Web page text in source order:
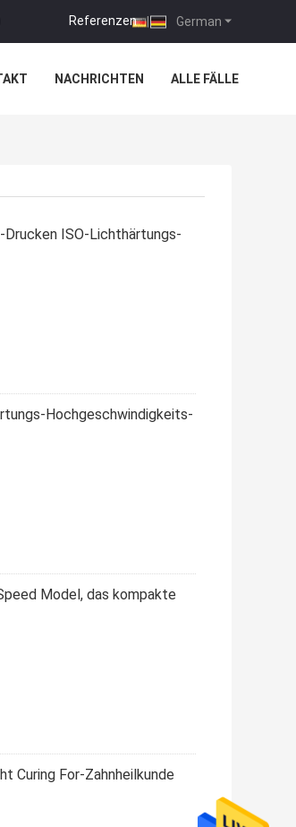
German
Referenzen |
NACHRICHTEN ALLE FÄLLE
ISO-Lichthärtungs-
Hochgeschwindigkeits-
Model, das kompakte
Curing For-Zahnheilkunde